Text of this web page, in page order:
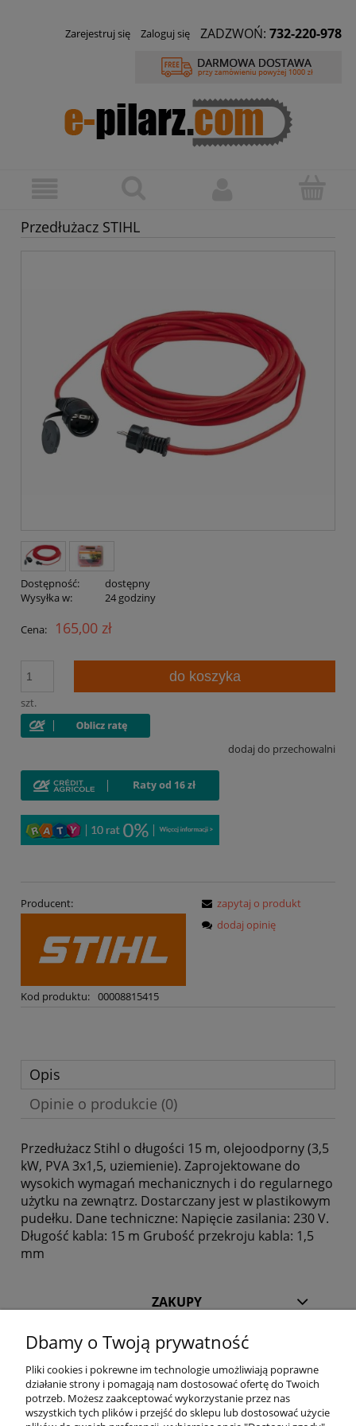
Zarejestruj się Zaloguj się ZADZWOŃ: 732-220-978
Przedłużacz STIHL
Dostępność:
dostępny
Wysyłka w:
24 godziny
Cena: 165,00 zł
szt.
do koszyka
dodaj do przechowalni
Producent:
Kod produktu: 00008815415
zapytaj o produkt
dodaj opinię
Opis
Opinie o produkcie (0)
Przedłużacz Stihl o długości 15 m, olejoodporny (3,5
kW, PVA 3x1,5, uziemienie). Zaprojektowane do
wysokich wymagań mechanicznych i do regularnego
użytku na zewnątrz. Dostarczany jest w plastikowym
pudełku. Dane techniczne: Napięcie zasilania: 230 V.
Długość kabla: 15 m Grubość przekroju kabla: 1,5
mm
ZAKUPY
POMOC
INFORMACJE
Dbamy o Twoją prywatność
Pliki cookies i pokrewne im technologie umożliwiają poprawne
działanie strony i pomagają nam dostosować ofertę do Twoich
potrzeb. Możesz zaakceptować wykorzystanie przez nas
wszystkich tych plików i przejść do sklepu lub dostosować użycie